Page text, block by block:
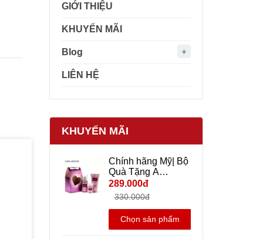
GIỚI THIỆU
KHUYẾN MÃI
Blog
LIÊN HỆ
KHUYẾN MÃI
Chính hãng Mỹ| Bộ
Quà Tặng A
Thousand Wishes |
Xịt Thơm Body Mist
rửa tay khô mini
Travel size - Bath
289.000đ
330.000đ
Chọn sản phẩm